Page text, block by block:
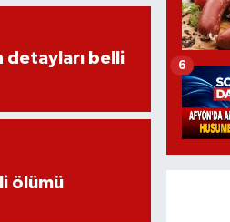
detayları belli
ölümü
6